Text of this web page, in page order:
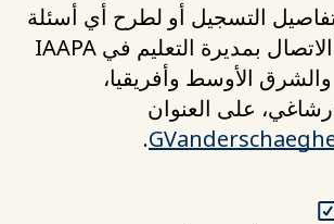
التسجيل أو لطرح أي أسئلة
إضافية، يرجى الاتصال بمديرة التعليم في IAAPA
الأوسط وأفريقيا،
على العنوان
.